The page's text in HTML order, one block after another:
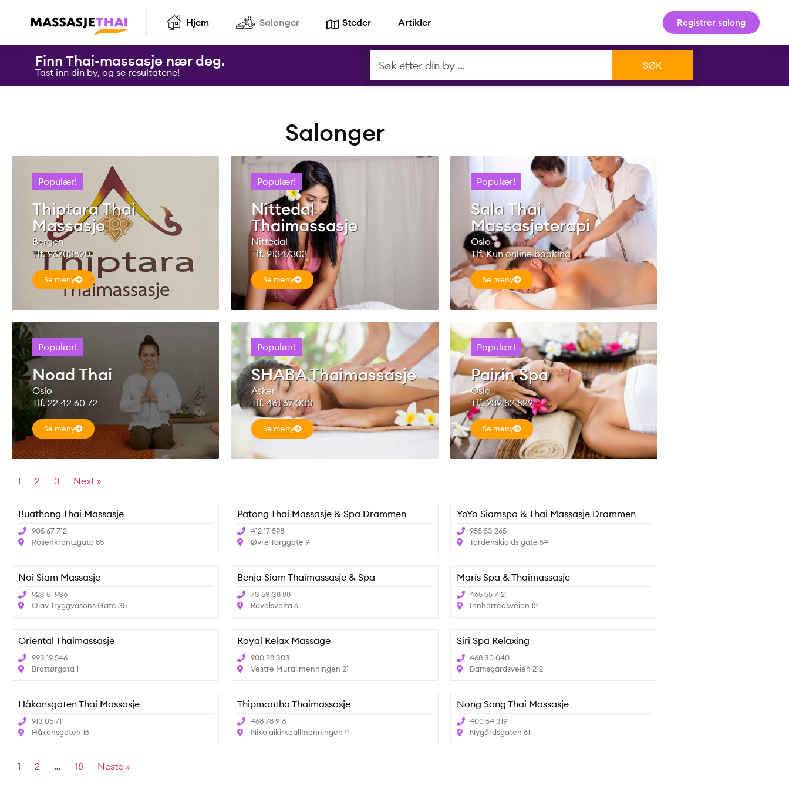
Hjem Salonger Steder Artikler Registrer salong
Finn Thai-massasje nær deg.
Tast inn din by, og se resultatene!
Salonger
Populær!
Thiptara Thai
Massasje
Bergen
Tlf. 96703890
Se meny
Populær!
Nittedal
Thaimassasje
Nittedal
Tlf. 91347303
Se meny
Populær!
Sala Thai
Massasjeterapi
Oslo
Tlf. Kun online booking
Se meny
Populær!
Noad Thai
Oslo
Tlf. 22 42 60 72
Se meny
Populær!
SHABA Thaimassasje
Asker
Tlf. 461 67 000
Se meny
Populær!
Pairin Spa
Oslo
Tlf. 939 82 829
Se meny
1 2 3 Next »
Buathong Thai Massasje
905 67 712
Rosenkrantzgata 85
Patong Thai Massasje & Spa Drammen
412 17 598
Øvre Torggate 9
YoYo Siamspa & Thai Massasje Drammen
955 53 265
Tordenskiolds gate 54
Noi Siam Massasje
923 51 936
Olav Tryggvasons Gate 35
Benja Siam Thaimassasje & Spa
73 53 38 88
Ravelsveita 6
Maris Spa & Thaimassasje
465 55 712
Innherredsveien 12
Oriental Thaimassasje
993 19 546
Brattørgata 1
Royal Relax Massage
900 28 303
Vestre Murallmenningen 21
Siri Spa Relaxing
468 30 040
Damsgårdsveien 212
Håkonsgaten Thai Massasje
913 05 711
Håkonsgaten 16
Thipmontha Thaimassasje
468 78 916
Nikolaikirkeallmenningen 4
Nong Song Thai Massasje
400 54 319
Nygårdsgaten 61
1 2 … 18 Neste »